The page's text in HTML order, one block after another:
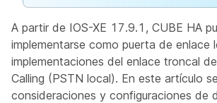
A partir de IOS-XE 17.9.1, CUBE HA
implementarse como puerta de enlace
implementaciones del enlace troncal
Calling (PSTN local). En este artículo
consideraciones y configuraciones de